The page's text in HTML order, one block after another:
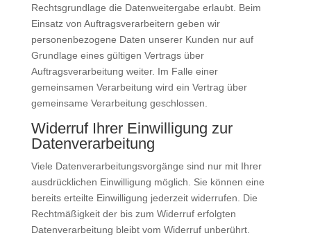
Rechtsgrundlage die Datenweitergabe erlaubt. Beim
Einsatz von Auftragsverarbeitern geben wir
personenbezogene Daten unserer Kunden nur auf
Grundlage eines gültigen Vertrags über
Auftragsverarbeitung weiter. Im Falle einer
gemeinsamen Verarbeitung wird ein Vertrag über
gemeinsame Verarbeitung geschlossen.
Widerruf Ihrer Einwilligung zur
Datenverarbeitung
Viele Datenverarbeitungsvorgänge sind nur mit Ihrer
ausdrücklichen Einwilligung möglich. Sie können eine
bereits erteilte Einwilligung jederzeit widerrufen. Die
Rechtmäßigkeit der bis zum Widerruf erfolgten
Datenverarbeitung bleibt vom Widerruf unberührt.